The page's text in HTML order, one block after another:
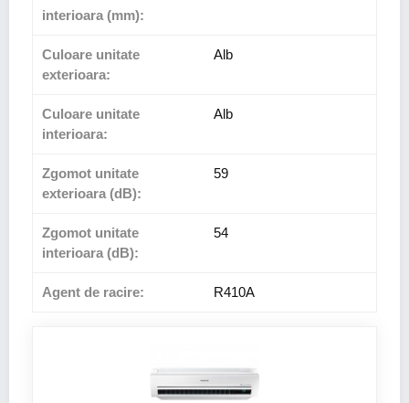
interioara (mm):
Culoare unitate
exterioara:
Alb
Culoare unitate
interioara:
Alb
Zgomot unitate
exterioara (dB):
59
Zgomot unitate
interioara (dB):
54
Agent de racire: R410A